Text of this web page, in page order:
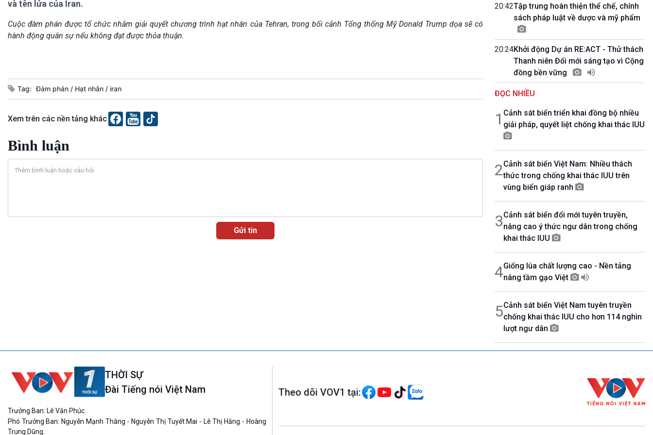
360 độ Sức khỏe
Tài nguyên và Môi trường
Chuyên gia của bạn
khí hậu
E-Magazine
10 phút Sự kiện - Luận bàn
Câu chuyện thời sự
Đối thoại
Diễn đàn chủ nhật
Chuyện đêm
VOV1 đặc biệt
Thanh âm ký sự
Các chương trình đặc biệt
và tên lửa của Iran.
Cuộc đàm phán được tổ chức nhằm giải quyết chương trình hạt nhân của Tehran, trong bối cảnh Tổng thống Mỹ Donald Trump dọa sẽ có
hành động quân sự nếu không đạt được thỏa thuận.
Tag: Đàm phán Hạt nhân iran
Xem trên các nền tảng khác
Bình luận
20:42Tập trung hoàn thiện thể chế, chính
sách pháp luật về dược và mỹ phẩm
20:24Khởi động Dự án RE:ACT - Thử thách
Thanh niên Đổi mới sáng tạo vì Cộng
đồng bền vững
ĐỌC NHIỀU
1 Cảnh sát biển triển khai đồng bộ nhiều
giải pháp, quyết liệt chống khai thác IUU
2Cảnh sát biển Việt Nam: Nhiều thách
thức trong chống khai thác IUU trên
vùng biển giáp ranh
3Cảnh sát biển đổi mới tuyên truyền,
nâng cao ý thức ngư dân trong chống
khai thác IUU
4Giống lúa chất lượng cao - Nền tảng
nâng tầm gạo Việt
5Cảnh sát biển Việt Nam tuyên truyền
chống khai thác IUU cho hơn 114 nghìn
lượt ngư dân
THỜI SỰ
Đài Tiếng nói Việt Nam
Trưởng Ban: Lê Văn Phúc.
Phó Trưởng Ban: Nguyễn Mạnh Thắng - Nguyễn Thị Tuyết Mai - Lê Thị Hằng - Hoàng
Trung Dũng.
Theo dõi VOV1 tại: